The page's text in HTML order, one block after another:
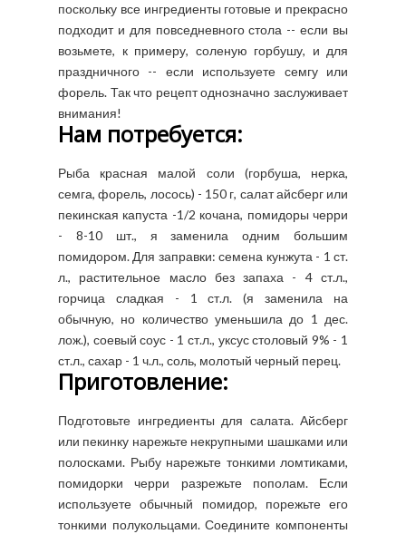
поскольку все ингредиенты готовые и прекрасно
подходит и для повседневного стола -- если вы
возьмете, к примеру, соленую горбушу, и для
праздничного -- если используете семгу или
форель. Так что рецепт однозначно заслуживает
внимания!
Нам потребуется:
Рыба красная малой соли (горбуша, нерка,
семга, форель, лосось) - 150 г, салат айсберг или
пекинская капуста -1/2 кочана, помидоры черри
- 8-10 шт., я заменила одним большим
помидором. Для заправки: семена кунжута - 1 ст.
л., растительное масло без запаха - 4 ст.л.,
горчица сладкая - 1 ст.л. (я заменила на
обычную, но количество уменьшила до 1 дес.
лож.), соевый соус - 1 ст.л., уксус столовый 9% - 1
ст.л., сахар - 1 ч.л., соль, молотый черный перец.
Приготовление:
Подготовьте ингредиенты для салата. Айсберг
или пекинку нарежьте некрупными шашками или
полосками. Рыбу нарежьте тонкими ломтиками,
помидорки черри разрежьте пополам. Если
используете обычный помидор, порежьте его
тонкими полукольцами. Соедините компоненты